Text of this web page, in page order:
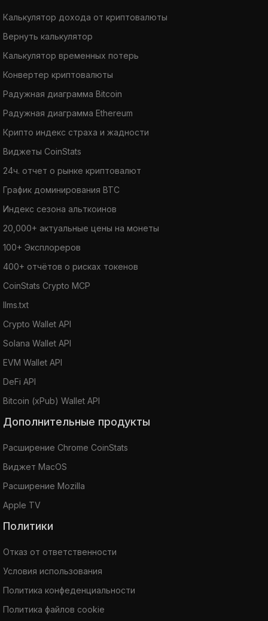
Калькулятор дохода от криптовалюты
Вернуть калькулятор
Калькулятор временных потерь
Конвертер криптовалюты
Радужная диаграмма Bitcoin
Радужная диаграмма Ethereum
Крипто индекс страха и жадности
Виджеты CoinStats
24ч. отчет о рынке криптовалют
График доминирования BTC
Индекс сезона альткоинов
20,000+ актуальные цены на монеты
100+ Эксплореров
400+ отчётов о рисках токенов
CoinStats Crypto MCP
llms.txt
Crypto Wallet API
Solana Wallet API
EVM Wallet API
DeFi API
Bitcoin (xPub) Wallet API
Дополнительные продукты
Расширение Chrome CoinStats
Виджет MacOS
Расширение Mozilla
Apple TV
Политики
Отказ от ответственности
Условия использования
Политика конфеденциальности
Политика файлов cookie